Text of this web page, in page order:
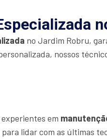
no Jardim Robru,
nossos
em
para lidar com as últimas